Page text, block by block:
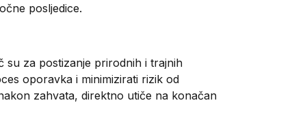
posljedice.
su za postizanje prirodnih i trajnih
oporavka i minimizirati rizik od
zahvata, direktno utiče na konačan